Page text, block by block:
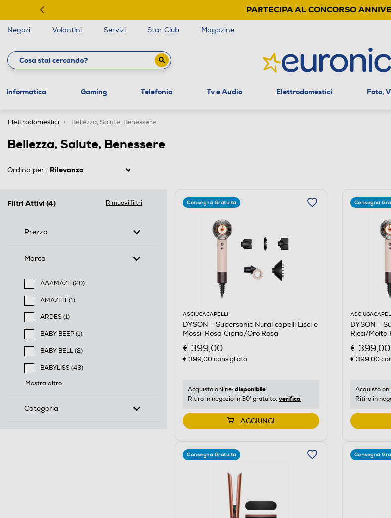
PARTECIPA AL CONCORSO
Negozi Volantini Servizi Star Club Magazine
Informatica Gaming Telefonia Tv e Audio Elettrodomestici Foto,
Elettrodomestici Bellezza, Salute, Benessere
Bellezza, Salute, Benessere
Ordina per:
Filtri Attivi (4) Rimuovi filtri
Prezzo
Marca
AAAMAZE (20)
Filtra per Marca: AAAMAZE
AMAZFIT (1)
Filtra per Marca: AMAZFIT
ARDES (1)
Filtra per Marca: ARDES
BABY BEEP (1)
Filtra per Marca: BABY BEEP
BABY BELL (2)
Filtra per Marca: BABY BELL
BABYLISS (43)
Filtra per Marca: BABYLISS
Mostra altro
Categoria
Consegna Gratuita
ASCIUGACAPELLI
DYSON - Supersonic Nural capelli Lisci e
Mossi-Rosa Cipria/Oro Rosa
€ 399,00
€ 399,00consigliato
Acquisto online: disponibile
Ritiro in negozio in 30' gratuito: verifica
AGGIUNGI
Consegna
DYSON -
Ricci/Molto
€ 399,00
€ 399,00
Acquisto
Ritiro in
Consegna Gratuita Consegna